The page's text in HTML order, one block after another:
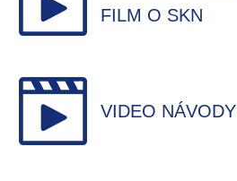
FILM O SKN
VIDEO NÁVODY